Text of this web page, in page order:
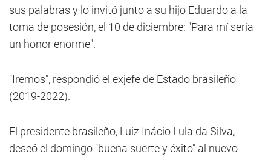
sus palabras y lo invitó junto a su hijo Eduardo a la
toma de posesión, el 10 de diciembre: "Para mí sería
un honor enorme".
"Iremos", respondió el exjefe de Estado brasileño
(2019-2022).
El presidente brasileño, Luiz Inácio Lula da Silva,
deseó el domingo "buena suerte y éxito" al nuevo